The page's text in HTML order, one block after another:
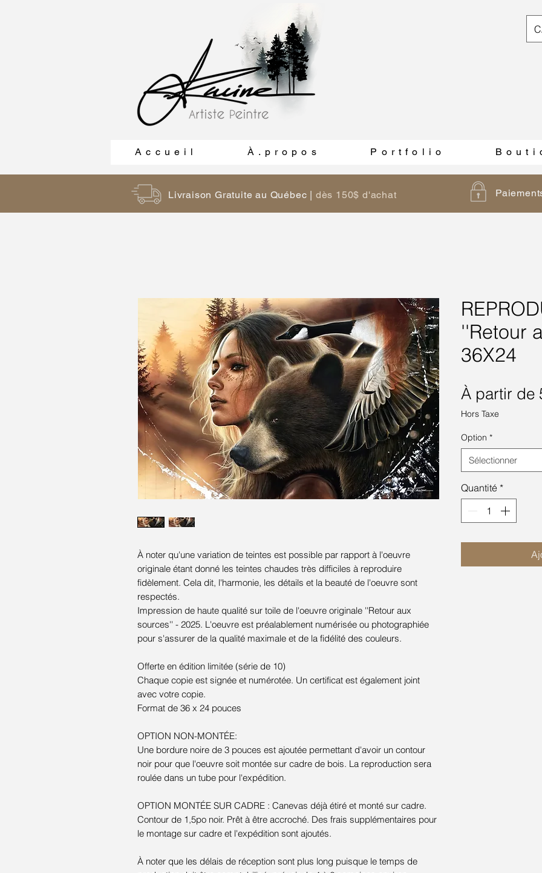
A c c u e i l À . p r o p o s P o r t f o l i o B o u t i
Livraison Gratuite au Québec | dès 150$ d'achat
À noter qu'une variation de teintes est possible par rapport à l'oeuvre
originale étant donné les teintes chaudes très difficiles à reproduire
fidèlement. Cela dit, l'harmonie, les détails et la beauté de l'oeuvre sont
respectés.
Impression de haute qualité sur toile de l'oeuvre originale ''Retour aux
sources'' - 2025. L'oeuvre est préalablement numérisée ou photographiée
pour s'assurer de la qualité maximale et de la fidélité des couleurs.
Offerte en édition limitée (série de 10)
Chaque copie est signée et numérotée. Un certificat est également joint
avec votre copie.
Format de 36 x 24 pouces
OPTION NON-MONTÉE:
Une bordure noire de 3 pouces est ajoutée permettant d'avoir un contour
noir pour que l'oeuvre soit montée sur cadre de bois. La reproduction sera
roulée dans un tube pour l'expédition.
OPTION MONTÉE SUR CADRE : Canevas déjà étiré et monté sur cadre.
Contour de 1,5po noir. Prêt à être accroché. Des frais supplémentaires pour
le montage sur cadre et l'expédition sont ajoutés.
À noter que les délais de réception sont plus long puisque le temps de
''Retour
36X24
À partir de
Hors Taxe
Option *
Sélectionner
Quantité *